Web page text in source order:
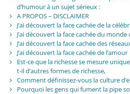
d’humour à un sujet sérieux :
A PROPOS – DISCLAIMER
J’ai découvert la face cachée de la
J’ai découvert la face cachée du
J’ai découvert la face cachée des
J’ai découvert la face cachée de l’amour
Est-ce que la richesse se mesure
t-il d’autres formes de richesse,
Comment définissez-vous la culture
Pourquoi les gens qui fument la pipe